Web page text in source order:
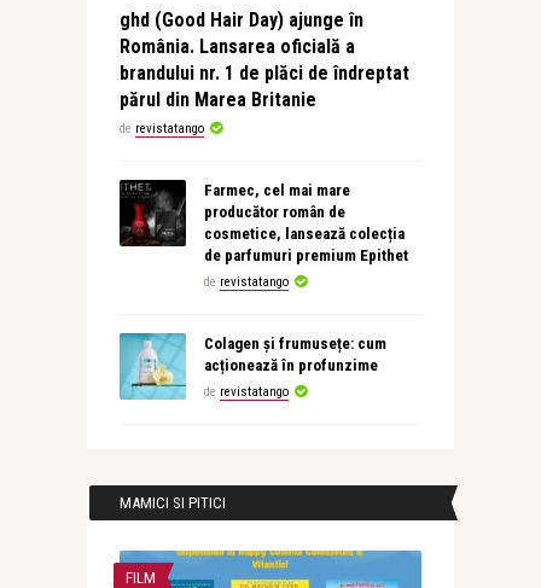
ghd (Good Hair Day) ajunge în
România. Lansarea oficială a
brandului nr. 1 de plăci de îndreptat
părul din Marea Britanie
de revistatango
Farmec, cel mai mare
producător român de
cosmetice, lansează colecția
de parfumuri premium Epithet
de revistatango
Colagen și frumusețe: cum
acționează în profunzime
de revistatango
MAMICI SI PITICI
FILM